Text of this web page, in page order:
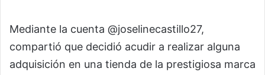
Mediante la cuenta @joselinecastillo27,
compartió que decidió acudir a realizar alguna
adquisición en una tienda de la prestigiosa marca